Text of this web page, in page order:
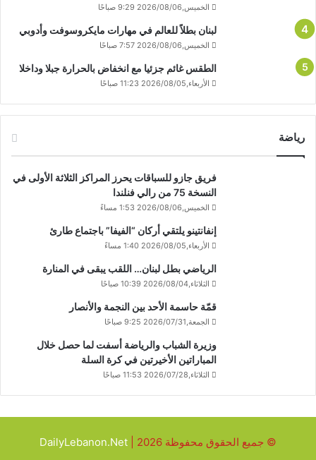
الخميس,2026/08/06 9:29 صباحًا
لبنان بطلاً للعالم في مهارات مايكروسوفت وأدوبي
الخميس,2026/08/06 7:57 صباحًا
الطقس غائم جزئيا مع انخفاض بالحرارة جبلا وداخلا
الأربعاء,2026/08/05 11:23 صباحًا
رياضة
فريق جازو للسباقات يحرز المراكز الثلاثة الأولى في
النسخة 75 من رالي فنلندا
الخميس,2026/08/06 1:53 مساءً
إنفانتينو يلتقي أركان “الفيفا” باجتماع طارئ
الأربعاء,2026/08/05 1:40 مساءً
الرياضي بطل لبنان… اللقب يبقى في المنارة
الثلاثاء,2026/08/04 10:39 صباحًا
قمّة حاسمة الأحد بين النجمة والأنصار
الجمعة,2026/07/31 9:25 صباحًا
وزيرة الشباب والرياضة أسفت لما حصل خلال
المباراتين الأخيرتين في كرة السلة
الثلاثاء,2026/07/28 11:53 صباحًا
© جميع الحقوق محفوظة 2026 | DailyLebanon.Net